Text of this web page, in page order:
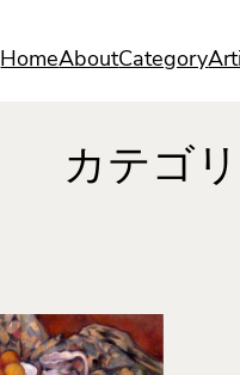
HomeAboutCategory
カテゴ